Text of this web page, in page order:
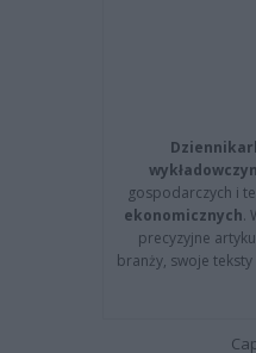
gospodarczych i
ekonomicznych.
precyzyjne
branży, swoje